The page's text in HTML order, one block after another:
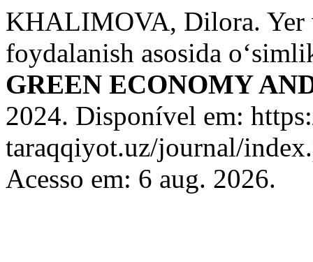
KHALIMOVA, Dilora. Yer
foydalanish asosida
GREEN ECONOMY
2024. Disponível em:
taraqqiyot.uz/journal/
Acesso em: 6 aug. 2026.